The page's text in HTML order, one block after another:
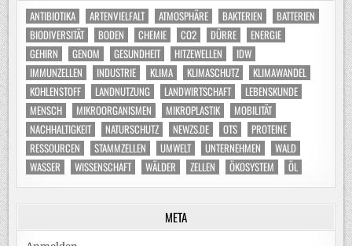
ANTIBIOTIKA ARTENVIELFALT ATMOSPHÄRE BAKTERIEN
BATTERIEN
BIODIVERSITÄT
BODEN CHEMIE CO2 DÜRRE
ENERGIE
GEHIRN
GENOM GESUNDHEIT HITZEWELLEN
IDW
IMMUNZELLEN
INDUSTRIE KLIMA KLIMASCHUTZ
KLIMAWANDEL
KOHLENSTOFF
LANDNUTZUNG LANDWIRTSCHAFT
LEBENSKUNDE
MENSCH
MIKROORGANISMEN MIKROPLASTIK
MOBILITÄT
NACHHALTIGKEIT
NATURSCHUTZ NEWZS.DE OTS
PROTEINE
RESSOURCEN
STAMMZELLEN UMWELT UNTERNEHMEN
WALD
WASSER
WISSENSCHAFT WÄLDER ZELLEN ÖKOSYSTEM ÖL
META